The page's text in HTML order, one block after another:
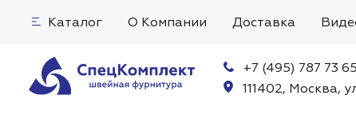
Каталог О Компании Доставка
+7 (495) 787 73 65
111402, Москва,